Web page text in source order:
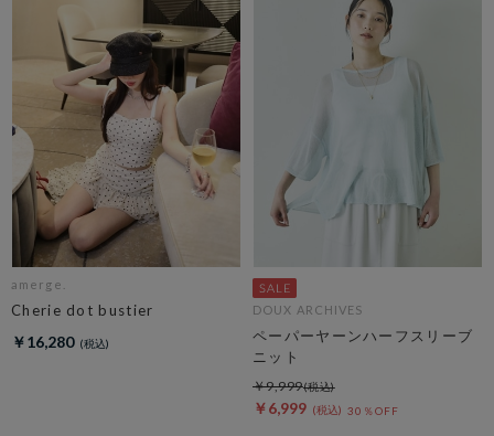
amerge.
Cherie dot bustier
￥16,280
DOUX ARCHIVES
ペーパーヤーンハーフスリーブ
ニット
￥6,999 30％OFF
￥9,999